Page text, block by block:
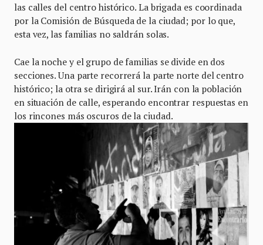
las calles del centro histórico. La brigada es coordinada
por la Comisión de Búsqueda de la ciudad; por lo que,
esta vez, las familias no saldrán solas.
Cae la noche y el grupo de familias se divide en dos
secciones. Una parte recorrerá la parte norte del centro
histórico; la otra se dirigirá al sur. Irán con la población
en situación de calle, esperando encontrar respuestas en
los rincones más oscuros de la ciudad.